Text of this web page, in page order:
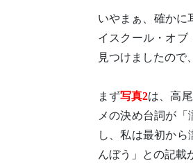
いやまぁ、確かに
イスクール・オブ
見つけましたので
まず写真2は、高
メの決め台詞が
し、私は最初か
んぼう」との記載